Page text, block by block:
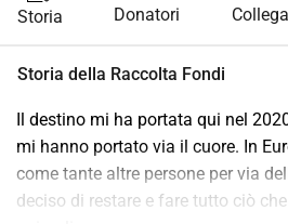
Storia Donatori
Storia della Raccolta Fondi
Il destino mi ha portata qui nel
mi hanno portato via il cuore. In
come tante altre persone per via
deciso di restare e fare tutto ciò